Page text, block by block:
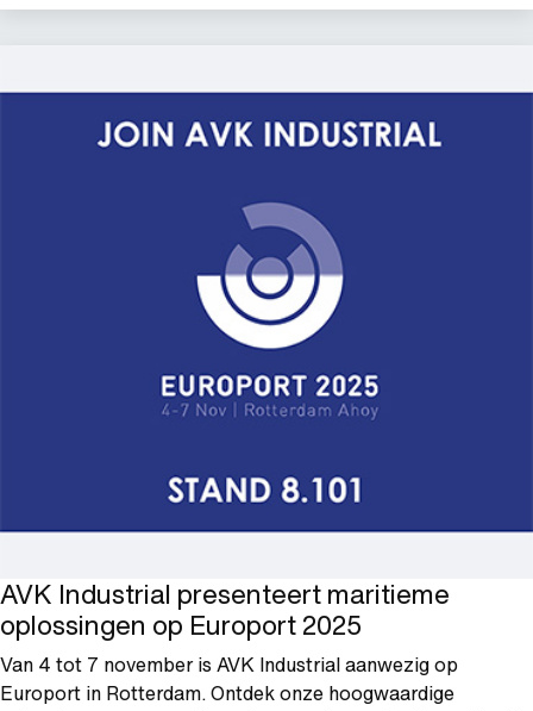
AVK Industrial presenteert maritieme
oplossingen op Europort 2025
Van 4 tot 7 november is AVK Industrial aanwezig op
Europort in Rotterdam. Ontdek onze hoogwaardige